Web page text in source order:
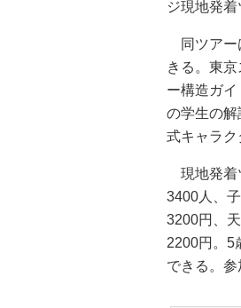
ジ現地発
同ツアー
きる。東
ー構造ガ
の学生の
式キャラク
現地発着
3400人、
3200円、
2200円。5
できる。参